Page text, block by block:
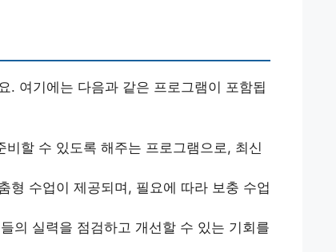
. 여기에는 다음과 같은 프로그램이 포함됩
비할 수 있도록 해주는 프로그램으로, 최신
형 수업이 제공되며, 필요에 따라 보충 수업
의 실력을 점검하고 개선할 수 있는 기회를